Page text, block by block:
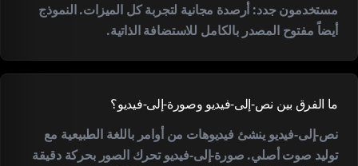
مستخدمون جدد: أرصدة مجانية لتجربة كل الميزات. النموذج
أيضاً مفتوح المصدر بالكامل للاستضافة الذاتية.
ما الفرق بين نص-إلى-فيديو وصورة-إلى-فيديو؟
نص-إلى-فيديو ينشئ فيديوهات من أوامر باللغة الطبيعية مع
توليد صوت أصلي. صورة-إلى-فيديو تحرك الصور بحركة دقيقة